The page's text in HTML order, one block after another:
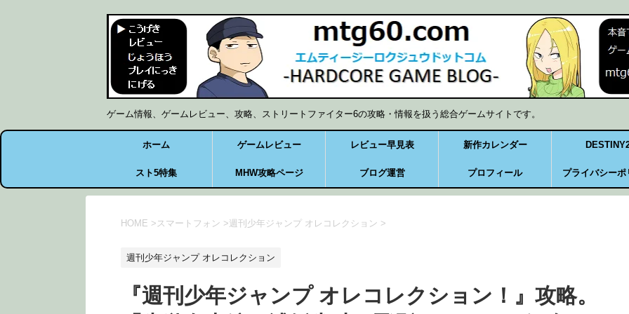
ゲーム情報、ゲームレビュー、攻略、ストリートファイター6の攻略・情報を扱う総合ゲームサイトです。
ホーム ゲームレビュー レビュー早見表 新作カレンダー
スト5特集 MHW攻略ページ ブログ運営 プロフィール プライバシーポ
HOME > スマートフォン >週刊少年ジャンプ オレコレクション >
週刊少年ジャンプ オレコレクション
『週刊少年ジャンプ オレコレクション！』攻略。